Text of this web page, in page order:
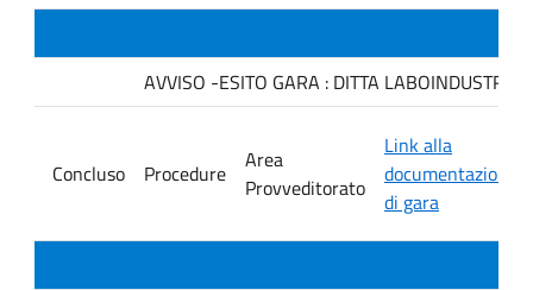
AVVISO -ESITO GARA : DITTA LABOINDUSTRIA
Concluso Procedure
Area
Provveditorato
Link alla
documentazione
di gara